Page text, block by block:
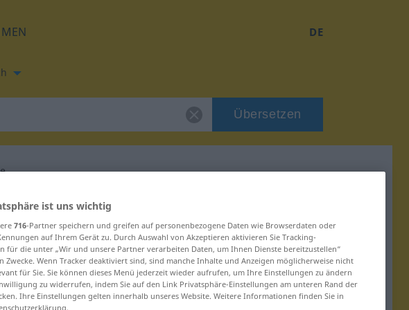
DE
Übersetzen
für "fonologie"
ist uns wichtig
716-Partner speichern und greifen auf personenbezogene Daten wie Browserdaten oder
auf Ihrem Gerät zu. Durch Auswahl von Akzeptieren aktivieren Sie Tracking-
für die unter „Wir und unsere Partner verarbeiten Daten, um Ihnen Dienste bereitzustellen“
Zwecke. Wenn Tracker deaktiviert sind, sind manche Inhalte und Anzeigen möglicherweise nicht
für Sie. Sie können dieses Menü jederzeit wieder aufrufen, um Ihre Einstellungen zu ändern
zu widerrufen, indem Sie auf den Link Privatsphäre-Einstellungen am unteren Rand der
Ihre Einstellungen gelten innerhalb unseres Website. Weitere Informationen finden Sie in